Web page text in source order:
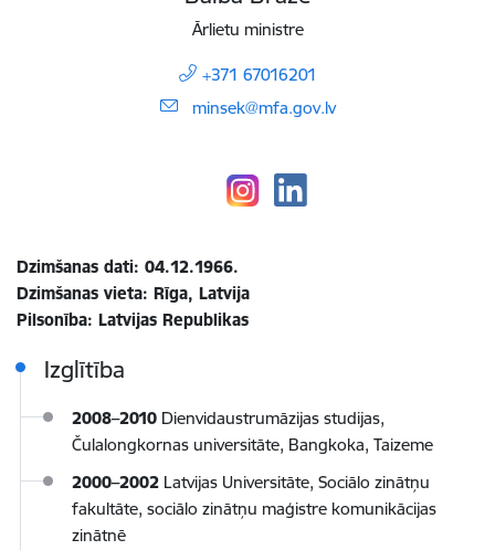
Ārlietu ministre
+371 67016201
E-pasts:
minsek@mfa.gov.lv
Dzimšanas dati: 04.12.1966.
Dzimšanas vieta: Rīga, Latvija
Pilsonība: Latvijas Republikas
Izglītība
2008–2010 Dienvidaustrumāzijas studijas,
Čulalongkornas universitāte, Bangkoka, Taizeme
2000–2002 Latvijas Universitāte, Sociālo zinātņu
fakultāte, sociālo zinātņu maģistre komunikācijas
zinātnē